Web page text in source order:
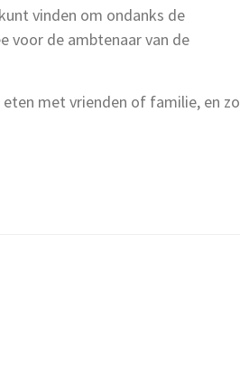
vinden om ondanks de
voor de ambtenaar van de
met vrienden of familie, en zo